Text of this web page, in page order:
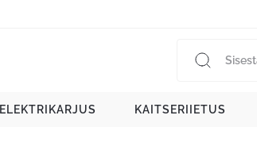
ELEKTRIKARJUS KAITSERIIETUS